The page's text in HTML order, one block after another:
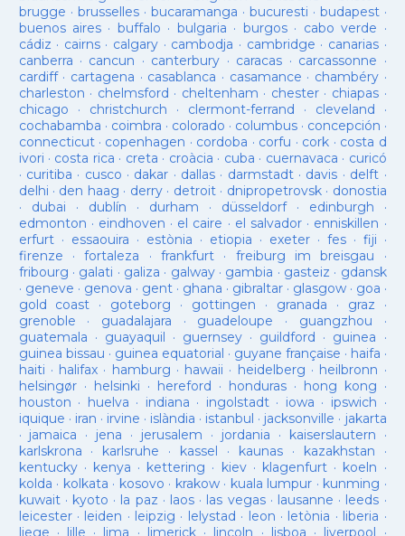
brugge · brusselles· bucaramanga · bucuresti · budapest·
buenos aires· buffalo · bulgaria · burgos· cabo verde ·
cádiz · cairns· calgary · cambodja · cambridge · canarias·
canberra · cancun · canterbury · caracas · carcassonne ·
cardiff· cartagena · casablanca · casamance · chambéry·
charleston · chelmsford · cheltenham · chester· chiapas ·
chicago · christchurch · clermont-ferrand · cleveland ·
cochabamba · coimbra · colorado · columbus· concepción ·
connecticut· copenhagen · cordoba · corfu · cork · costa d
ivori · costa rica · creta · croàcia · cuba · cuernavaca · curicó
· curitiba · cusco · dakar · dallas · darmstadt· davis · delft ·
delhi · den haag · derry· detroit· dnipropetrovsk· donostia
· dubai · dublín · durham · düsseldorf· edinburgh ·
edmonton · eindhoven · el caire · el salvador · enniskillen ·
erfurt· essaouira · estònia · etiopia · exeter· fes· fiji ·
firenze ·fortaleza · frankfurt· freiburg im breisgau ·
fribourg · galati · galiza · galway· gambia · gasteiz · gdansk
· geneve · genova · gent· ghana · gibraltar· glasgow· goa ·
gold coast · goteborg · gottingen · granada · graz ·
grenoble · guadalajara · guadeloupe · guangzhou ·
guatemala · guayaquil · guernsey· guildford · guinea ·
guinea bissau · guinea equatorial · guyane française · haifa ·
haiti · halifax · hamburg · hawaii · heidelberg · heilbronn ·
helsingør· helsinki · hereford · honduras· hong kong ·
houston · huelva · indiana · ingolstadt· iowa · ipswich ·
iquique · iran · irvine · islàndia · istanbul · jacksonville · jakarta
· jamaica · jena · jerusalem · jordania · kaiserslautern ·
karlskrona · karlsruhe · kassel · kaunas· kazakhstan ·
kentucky· kenya · kettering · kiev· klagenfurt · koeln ·
kolda · kolkata · kosovo · krakow· kuala lumpur · kunming ·
kuwait· kyoto · la paz · laos· las vegas· lausanne · leeds ·
leicester· leiden · leipzig · lelystad · leon · letònia · liberia ·
liege · lille · lima · limerick· lincoln · lisboa · liverpool ·